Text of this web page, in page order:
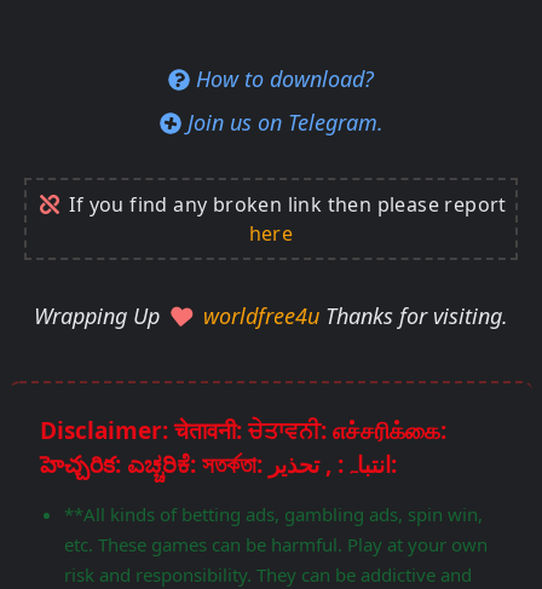
How to download?
Join us on Telegram.
If you find any broken link then please report
here
Wrapping Up worldfree4u Thanks for visiting.
Disclaimer: चेतावनी: ਚੇਤਾਵਨੀ: எச்சரிக்கை:
హెచ్చరిక: ಎಚ್ಚರಿಕೆ: সতর্কতা: انتباہ: , تحذير:
**All kinds of betting ads, gambling ads, spin win,
etc. These games can be harmful. Play at your own
risk and responsibility. They can be addictive and